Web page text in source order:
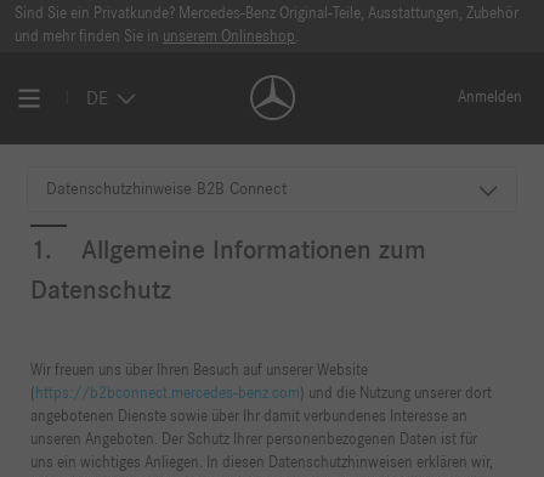
Sind Sie ein Privatkunde? Mercedes-Benz Original-Teile, Ausstattungen, Zubehör
und mehr finden Sie in unserem Onlineshop.
DE Anmelden
Datenschutzhinweise B2B Connect
1. Allgemeine Informationen zum
Datenschutz
Wir freuen uns über Ihren Besuch auf unserer Website
https://b2bconnect.mercedes-benz.com ) und die Nutzung unserer dort
angebotenen Dienste sowie über Ihr damit verbundenes Interesse an
unseren Angeboten. Der Schutz Ihrer personenbezogenen Daten ist für
uns ein wichtiges Anliegen. In diesen Datenschutzhinweisen erklären wir,